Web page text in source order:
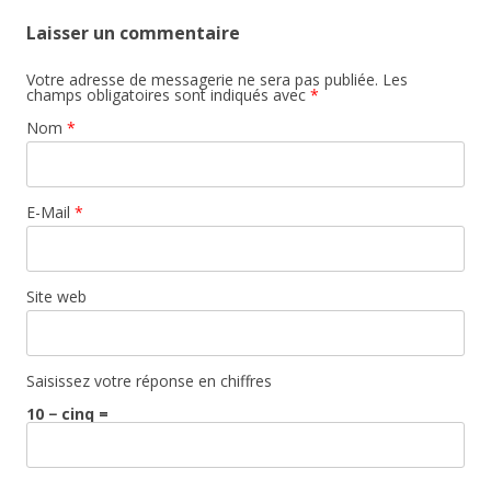
Laisser un commentaire
Votre adresse de messagerie ne sera pas publiée. Les
champs obligatoires sont indiqués avec *
Nom *
E-Mail *
Site web
Saisissez votre réponse en chiffres
10 − cinq =